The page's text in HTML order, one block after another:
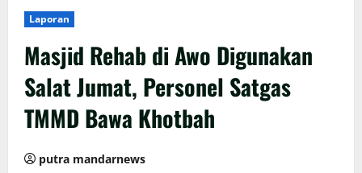
Laporan
Masjid Rehab di Awo Digunakan
Salat Jumat, Personel Satgas
TMMD Bawa Khotbah
putra mandarnews